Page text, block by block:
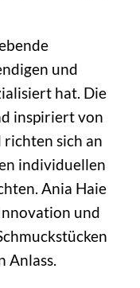
und
hat. Die
inspiriert von
sich an
individuellen
Ania Haie
und
Anlass.